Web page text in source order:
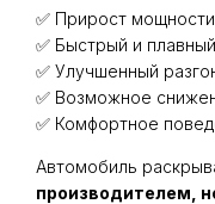
✅ Прирост
✅ Быстрый и
✅ Улучшенный
✅ Возможное
✅ Комфортное
Автомобиль
производителем,